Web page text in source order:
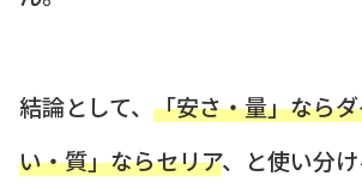
結論として、 「安さ・量」なら
い・質」ならセリア、と使い分